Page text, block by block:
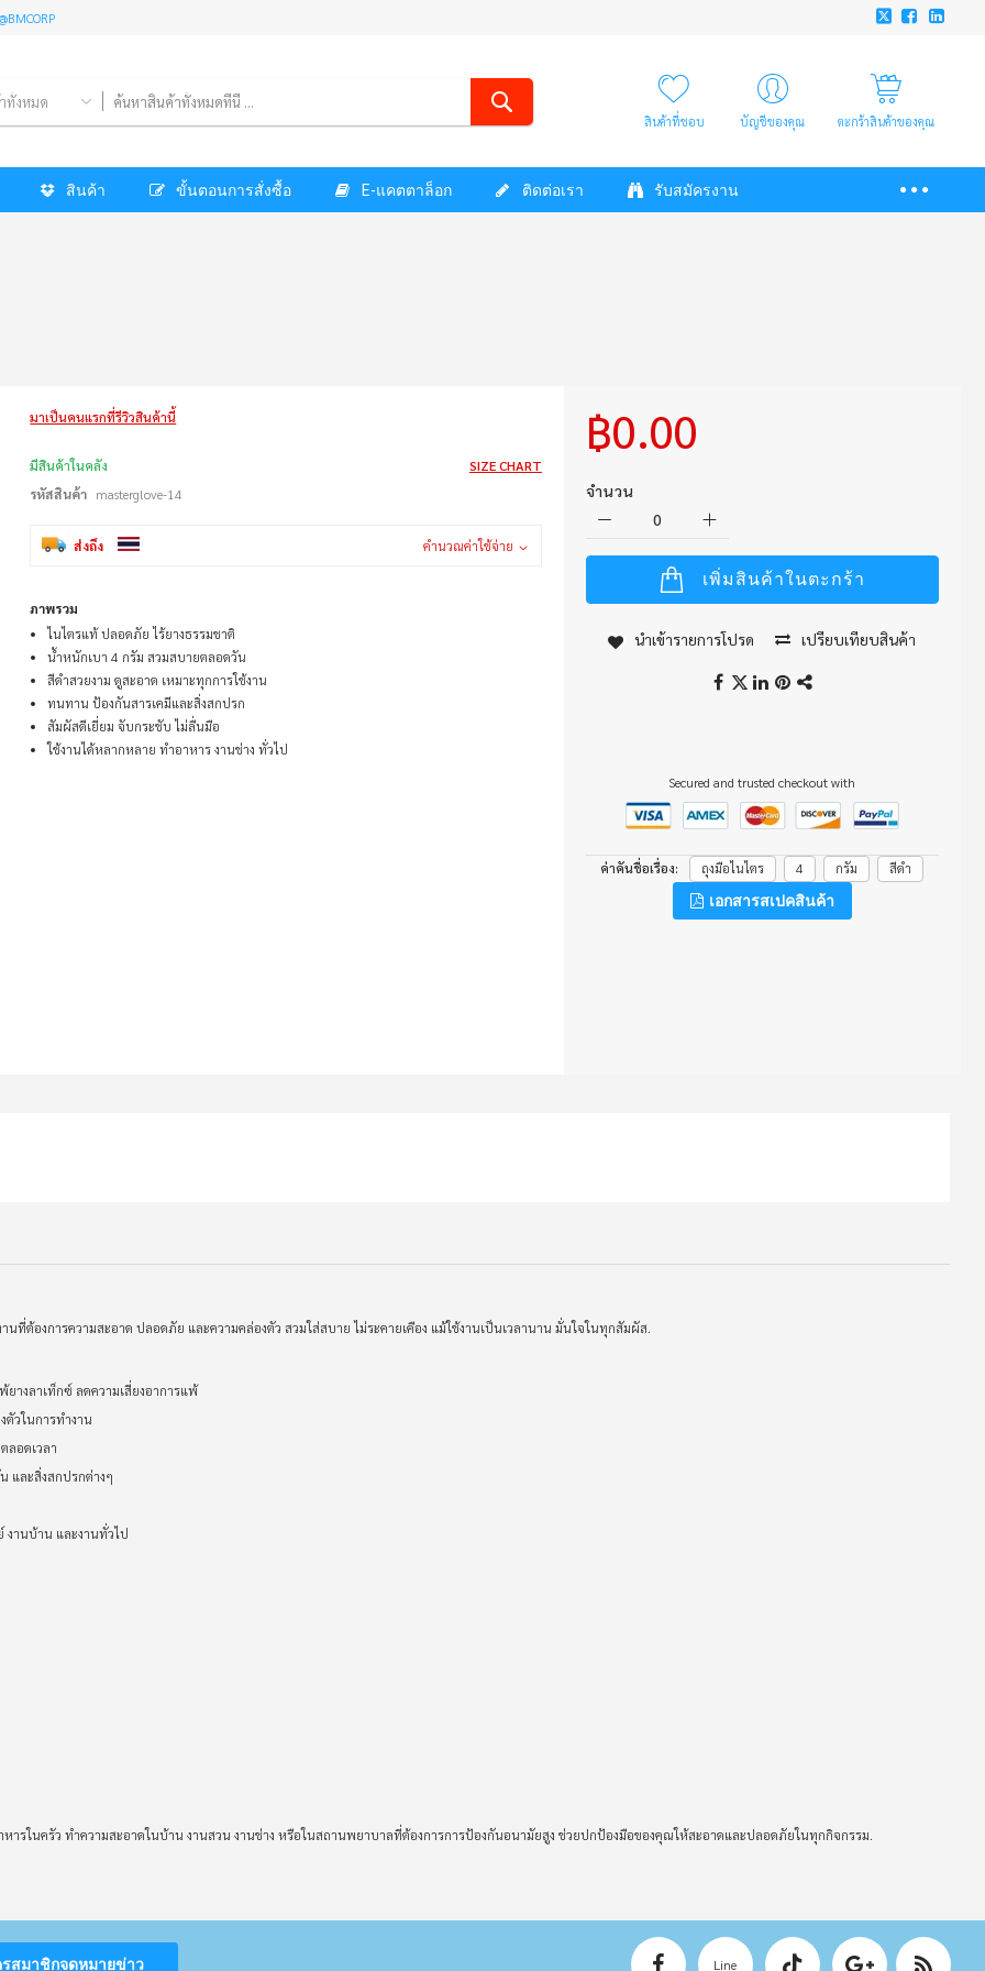
ทั้งหมด
สินค้าที่ชอบ บัญชีของคุณ ตะกร้าสินค้าของคุณ
สินค้า ขั้นตอนการสั่งซื้อ E-แคตตาล็อก ติดต่อเรา รับสมัครงาน
มาเป็นคนแรกที่รีวิวสินค้านี้
มีสินค้าในคลัง
รหัสสินค้า masterglove-14
SIZE CHART
ส่งถึง คำนวณค่าใช้จ่าย
ภาพรวม
ไนไตรแท้ ปลอดภัย ไร้ยางธรรมชาติ
น้ำหนักเบา 4 กรัม สวมสบายตลอดวัน
สีดำสวยงาม ดูสะอาด เหมาะทุกการใช้งาน
ทนทาน ป้องกันสารเคมีและสิ่งสกปรก
สัมผัสดีเยี่ยม จับกระชับ ไม่ลื่นมือ
ใช้งานได้หลากหลาย ทำอาหาร งานช่าง ทั่วไป
฿0.00
จำนวน
เพิ่มสินค้าในตะกร้า
นำเข้ารายการโปรด เปรียบเทียบสินค้า
Secured and trusted checkout with
ค่าคันชื่อเรื่อง ถุงมือไนไตร 4 กรัม
สีดำ
เอกสารสเปคสินค้า
ที่ต้องการความสะอาด ปลอดภัย และความคล่องตัว สวมใส่สบาย ไม่ระคายเคือง แม้ใช้งานเป็นเวลานาน มั่นใจในทุกสัมผัส.
างลาเท็กซ์ ลดความเสี่ยงอาการแพ้
วในการทำงาน
ลอดเวลา
และสิ่งสกปรกต่างๆ
งานบ้าน และงานทั่วไป
ารในครัว ทำความสะอาดในบ้าน งานสวน งานช่าง หรือในสถานพยาบาลที่ต้องการการป้องกันอนามัยสูง ช่วยปกป้องมือของคุณให้สะอาดและปลอดภัยในทุกกิจกรรม.
สมาชิกจดหมายข่าว Line